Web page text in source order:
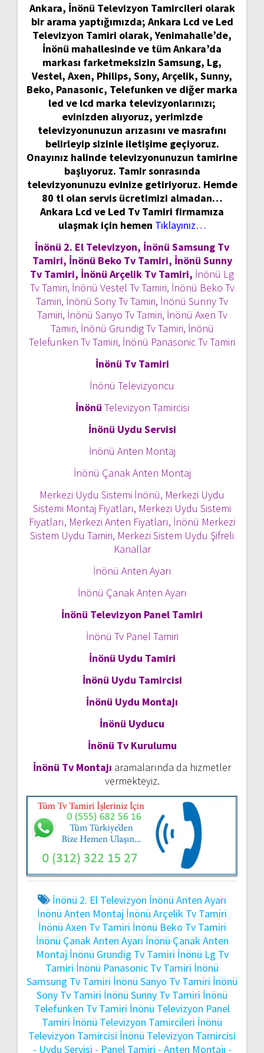
Ankara, İnönü Televizyon Tamircileri olarak
bir arama yaptığımızda; Ankara Lcd ve Led
Televizyon Tamiri olarak, Yenimahalle’de,
İnönü mahallesinde ve tüm Ankara’da
markası farketmeksizin Samsung, Lg,
Vestel, Axen, Philips, Sony, Arçelik, Sunny,
Beko, Panasonic, Telefunken ve diğer marka
led ve lcd marka televizyonlarınızı;
evinizden alıyoruz, yerimizde
televizyonunuzun arızasını ve masrafını
belirleyip sizinle iletişime geçiyoruz.
Onayınız halinde televizyonunuzun tamirine
başlıyoruz. Tamir sonrasında
televizyonunuzu evinize getiriyoruz. Hemde
80 tl olan servis ücretimizi almadan…
Ankara Lcd ve Led Tv Tamiri firmamıza
ulaşmak için hemen Tıklayınız…
İnönü 2. El Televizyon, İnönü Samsung Tv
Tamiri, İnönü Beko Tv Tamiri, İnönü Sunny
Tv Tamiri, İnönü Arçelik Tv Tamiri, İnönü Lg
Tv Tamiri, İnönü Vestel Tv Tamiri, İnönü Beko Tv
Tamiri, İnönü Sony Tv Tamiri, İnönü Sunny Tv
Tamiri, İnönü Sanyo Tv Tamiri, İnönü Axen Tv
Tamiri, İnönü Grundig Tv Tamiri, İnönü
Telefunken Tv Tamiri, İnönü Panasonic Tv Tamiri
İnönü Tv Tamiri
İnönü Televizyoncu
İnönü Televizyon Tamircisi
İnönü Uydu Servisi
İnönü Anten Montaj
İnönü Çanak Anten Montaj
Merkezi Uydu Sistemi İnönü, Merkezi Uydu
Sistemi Montaj Fiyatları, Merkezi Uydu Sistemi
Fiyatları, Merkezi Anten Fiyatları, İnönü Merkezi
Sistem Uydu Tamiri, Merkezi Sistem Uydu Şifreli
Kanallar
İnönü Anten Ayarı
İnönü Çanak Anten Ayarı
İnönü Televizyon Panel Tamiri
İnönü Tv Panel Tamiri
İnönü Uydu Tamiri
İnönü Uydu Tamircisi
İnönü Uydu Montajı
İnönü Uyducu
İnönü Tv Kurulumu
İnönü Tv Montajı aramalarında da hizmetler
vermekteyiz.
İnönü 2. El Televizyon İnönü Anten Ayarı
İnönü Anten Montaj İnönü Arçelik Tv Tamiri
İnönü Axen Tv Tamiri İnönü Beko Tv Tamiri
İnönü Çanak Anten Ayarı İnönü Çanak Anten
Montaj İnönü Grundig Tv Tamiri İnönü Lg Tv
Tamiri İnönü Panasonic Tv Tamiri İnönü
Samsung Tv Tamiri İnönü Sanyo Tv Tamiri İnönü
Sony Tv Tamiri İnönü Sunny Tv Tamiri İnönü
Telefunken Tv Tamiri İnönü Televizyon Panel
Tamiri İnönü Televizyon Tamircileri İnönü
Televizyon Tamircisi İnönü Televizyon Tamircisi
- Uydu Servisi - Panel Tamiri - Anten Montajı -